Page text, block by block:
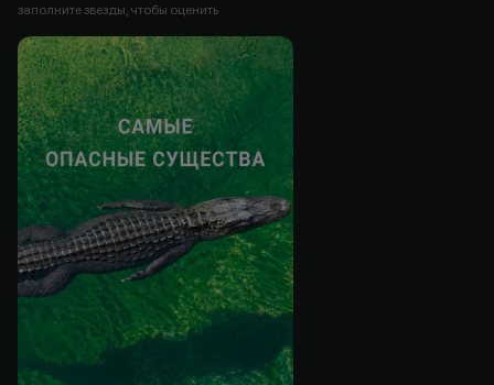
заполните звезды, чтобы оценить